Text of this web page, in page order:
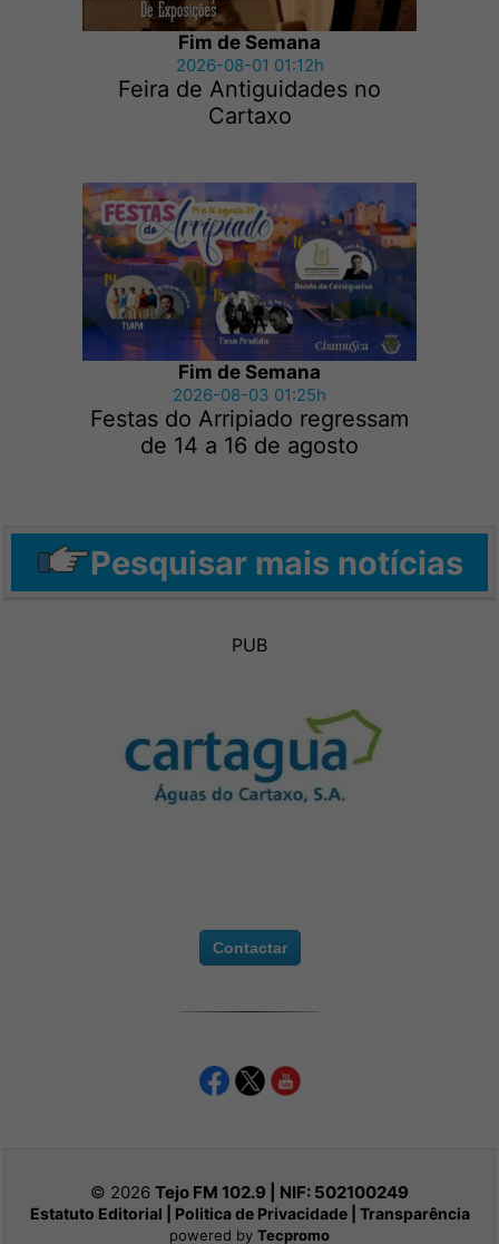
Fim de Semana
2026-08-01 01:12h
Feira de Antiguidades no
Cartaxo
Fim de Semana
2026-08-03 01:25h
Festas do Arripiado regressam
de 14 a 16 de agosto
Pesquisar mais notícias
PUB
Contactar
© 2026 Tejo FM 102.9 | NIF: 502100249
Estatuto Editorial Politica de Privacidade| Transparência
powered by Tecpromo